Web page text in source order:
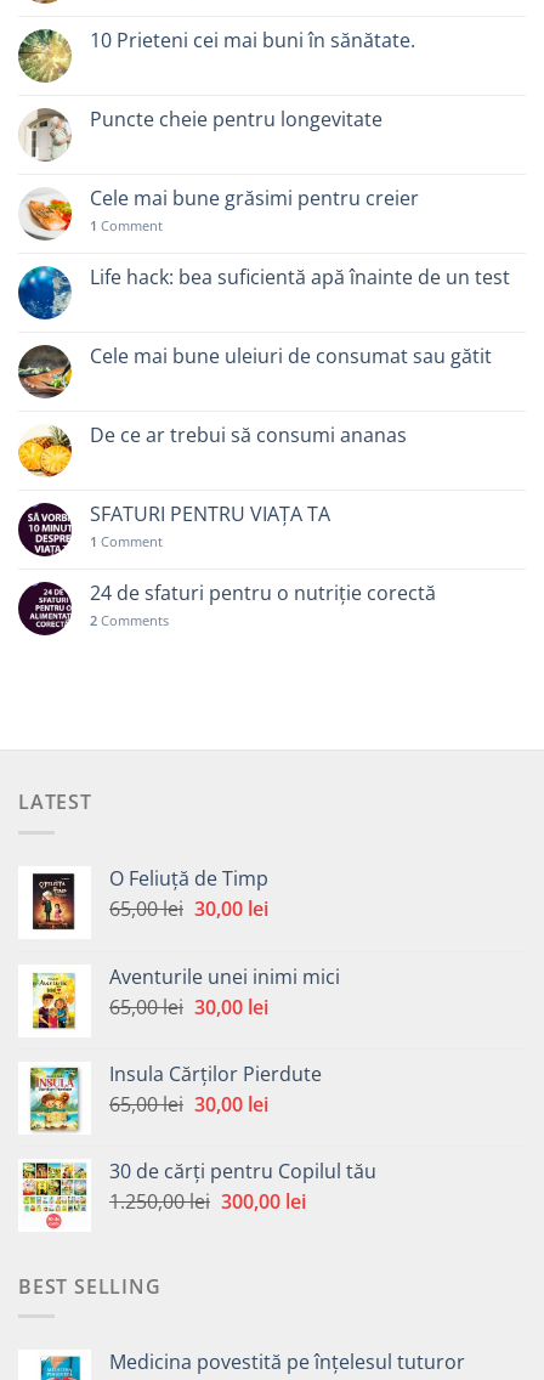
10 Prieteni cei mai buni în sănătate.
Puncte cheie pentru longevitate
Cele mai bune grăsimi pentru creier
1 Comment
Life hack: bea suficientă apă înainte de un test
Cele mai bune uleiuri de consumat sau gătit
De ce ar trebui să consumi ananas
SFATURI PENTRU VIAȚA TA
1 Comment
24 de sfaturi pentru o nutriție corectă
2 Comments
LATEST
O Feliuță de Timp
65,00lei Prețul
fost:
65,00 lei.
30,00 leiPrețul
30,00 lei.
Aventurile unei inimi mici
65,00lei Prețul
fost:
65,00 lei.
30,00 leiPrețul
30,00 lei.
Insula Cărților Pierdute
65,00lei Prețul
fost:
65,00 lei.
30,00 leiPrețul
30,00 lei.
30 de cărți pentru Copilul tău
1.250,00lei Prețul
300,00 leiPrețul
BEST SELLING
Medicina povestită pe înțelesul tuturor